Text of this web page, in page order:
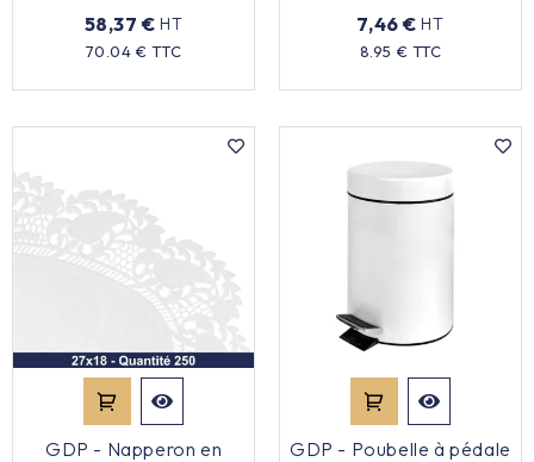
boîtes
58,37 € HT
70.04 € TTC
Prix
7,46 € HT
8.95 € TTC
Prix
GDP - Napperon en
GDP - Poubelle à pédale